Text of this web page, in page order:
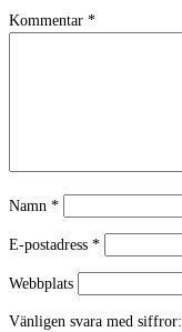
Kommentar *
Namn *
E-postadress *
Webbplats
Vänligen svara med siffror: